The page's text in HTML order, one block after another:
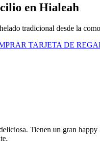
en Hialeah
tradicional desde la
TARJETA DE
Tienen un gran